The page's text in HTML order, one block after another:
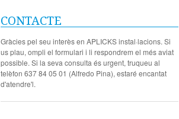
CONTACTE
Gràcies pel seu interès en APLICKS instal·lacions. Si
us plau, ompli el formulari i li respondrem el més aviat
possible. Si la seva consulta és urgent, truqueu al
telèfon 637 84 05 01 (Alfredo Pina), estaré encantat
d'atendre'l.